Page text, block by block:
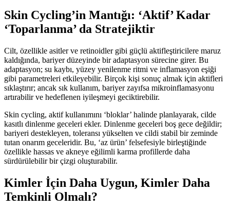
Skin Cycling’in Mantığı: ‘Aktif’ Kadar
‘Toparlanma’ da Stratejiktir
Cilt, özellikle asitler ve retinoidler gibi güçlü aktifleştiricilere maruz
kaldığında, bariyer düzeyinde bir adaptasyon sürecine girer. Bu
adaptasyon; su kaybı, yüzey yenilenme ritmi ve inflamasyon eşiği
gibi parametreleri etkileyebilir. Birçok kişi sonuç almak için aktifleri
sıklaştırır; ancak sık kullanım, bariyer zayıfsa mikroinflamasyonu
artırabilir ve hedeflenen iyileşmeyi geciktirebilir.
Skin cycling, aktif kullanımını ‘bloklar’ halinde planlayarak, cilde
kasıtlı dinlenme geceleri ekler. Dinlenme geceleri boş gece değildir;
bariyeri destekleyen, toleransı yükselten ve cildi stabil bir zeminde
tutan onarım geceleridir. Bu, ‘az ürün’ felsefesiyle birleştiğinde
özellikle hassas ve akneye eğilimli karma profillerde daha
sürdürülebilir bir çizgi oluşturabilir.
Kimler İçin Daha Uygun, Kimler Daha
Temkinli Olmalı?